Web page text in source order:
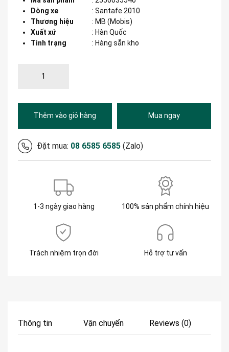
Dòng xe
: Santafe 2010
Thương hiệu
: MB (Mobis)
Xuất xứ
: Hàn Quốc
Tình trạng
: Hàng sẵn kho
Thêm vào giỏ hàng Mua ngay
Đặt mua: 08 6585 6585 (Zalo)
1-3 ngày giao hàng 100% sản phẩm chính hiệu
Trách nhiệm trọn đời Hỗ trợ tư vấn
Thông tin Vận chuyển Reviews (0)